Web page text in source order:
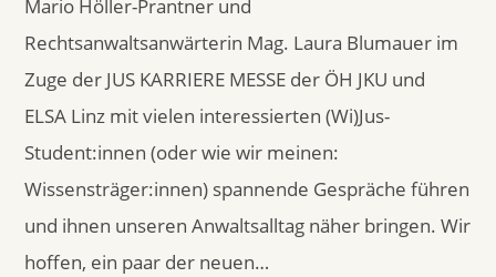
Mario Höller-Prantner und
Rechtsanwaltsanwärterin Mag. Laura Blumauer im
Zuge der JUS KARRIERE MESSE der ÖH JKU und
ELSA Linz mit vielen interessierten (Wi)Jus-
Student:innen (oder wie wir meinen:
Wissensträger:innen) spannende Gespräche führen
und ihnen unseren Anwaltsalltag näher bringen. Wir
hoffen, ein paar der neuen…